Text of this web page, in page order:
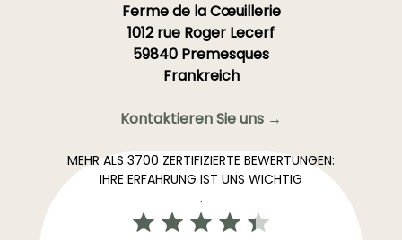
Ferme de la Cœuillerie
1012 rue Roger Lecerf
59840 Premesques
Frankreich
Kontaktieren Sie uns →
MEHR ALS 3700 ZERTIFIZIERTE BEWERTUNGEN:
IHRE ERFAHRUNG IST UNS WICHTIG
.